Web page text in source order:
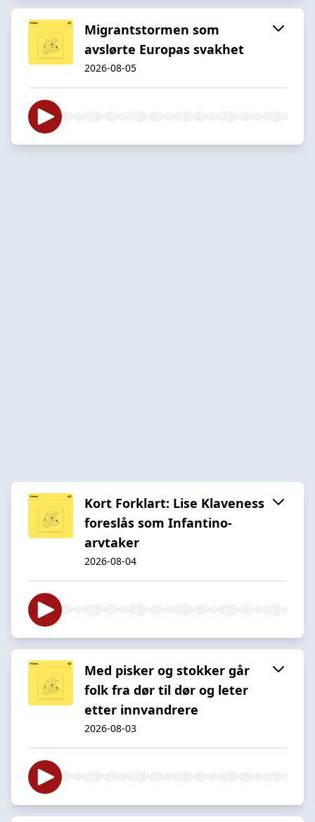
Migrantstormen som
avslørte Europas svakhet
2026-08-05
Kort Forklart: Lise Klaveness
foreslås som Infantino-
arvtaker
2026-08-04
Med pisker og stokker går
folk fra dør til dør og leter
etter innvandrere
2026-08-03